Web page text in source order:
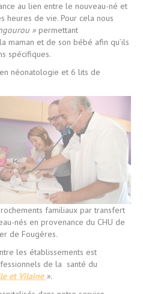
au lien entre le nouveau-né et
heures de vie. Pour cela nous
» permettant
maman et de son bébé afin qu’ils
spécifiques.
néonatologie et 6 lits de
familiaux par transfert
nés en provenance du CHU de
de Fougères.
les établissements est
de la santé du
et Vilaine ».